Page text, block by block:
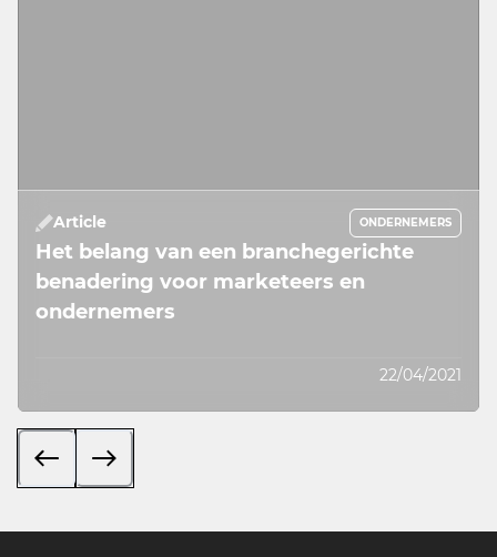
Article ONDERNEMERS
Het belang van een branchegerichte
benadering voor marketeers en
ondernemers
22/04/2021